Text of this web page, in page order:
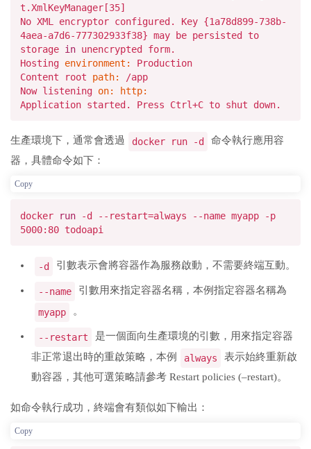
t.XmlKeyManager[35]
No XML encryptor configured. Key {1a78d899-738b-
4aea-a7d6-777302933f38} may be persisted to
storage inunencrypted form.
Hosting environment:
Production
Content root path:
/app
Now listening on:
http:
Application started. Press Ctrl+C to shut down.
生產環境下，通常會透過 docker run -d
命令執行應用容
器，具體命令如下：
Copy
docker run-d --restart=always --name myapp -p
5000:80 todoapi
-d 引數表示會將容器作為服務啟動，不需要終端互動。
--name
引數用來指定容器名稱，本例指定容器名稱為
myapp
。
--restart
是一個面向生產環境的引數，用來指定容器
非正常退出時的重啟策略，本例
always
表示始終重新啟
動容器，其他可選策略請參考 Restart policies (–restart)。
如命令執行成功，終端會有類似如下輸出：
Copy